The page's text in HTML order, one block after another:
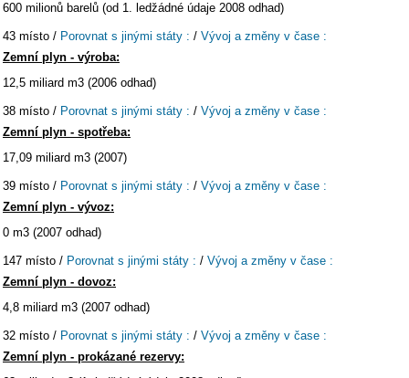
600 milionů barelů (od 1. ledžádné údaje 2008 odhad)
43 místo / Porovnat s jinými státy : / Vývoj a změny v čase :
Zemní plyn - výroba:
12,5 miliard m3 (2006 odhad)
38 místo / Porovnat s jinými státy : / Vývoj a změny v čase :
Zemní plyn - spotřeba:
17,09 miliard m3 (2007)
39 místo / Porovnat s jinými státy : / Vývoj a změny v čase :
Zemní plyn - vývoz:
0 m3 (2007 odhad)
147 místo / Porovnat s jinými státy : / Vývoj a změny v čase :
Zemní plyn - dovoz:
4,8 miliard m3 (2007 odhad)
32 místo / Porovnat s jinými státy : / Vývoj a změny v čase :
Zemní plyn - prokázané rezervy: